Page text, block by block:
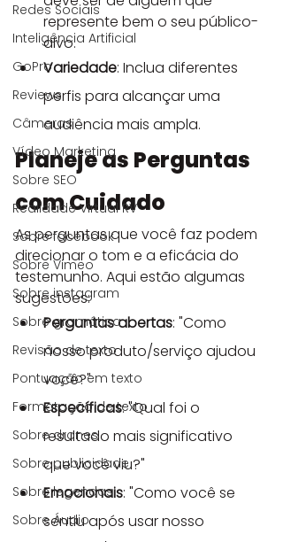
Redes Sociais
Inteligência Artificial
GoPro
Reviews
Câmeras
Vídeo Marketing
Sobre SEO
Realidade Virtual RV
Sobre facebook
Sobre Vimeo
Sobre instagram
Sobre gramática
Revisão de texto
Pontuação em texto
Formatação de texto
Sobre drones
Sobre publicidade
Sobre legendas
Sobre Áudio
represente bem o seu público-
alvo.
Variedade: Inclua diferentes
perfis para alcançar uma
audiência mais ampla.
Planeje as Perguntas
com Cuidado
As perguntas que você faz podem
direcionar o tom e a eficácia do
testemunho. Aqui estão algumas
sugestões:
Perguntas abertas: "Como
nosso produto/serviço ajudou
você?"
Específicas: "Qual foi o
resultado mais significativo
que você viu?"
Emocionais: "Como você se
sentiu após usar nosso